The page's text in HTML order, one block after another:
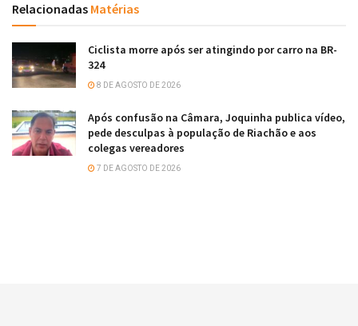
Relacionadas Matérias
Ciclista morre após ser atingindo por carro na BR-
324
8 DE AGOSTO DE 2026
Após confusão na Câmara, Joquinha publica vídeo,
pede desculpas à população de Riachão e aos
colegas vereadores
7 DE AGOSTO DE 2026